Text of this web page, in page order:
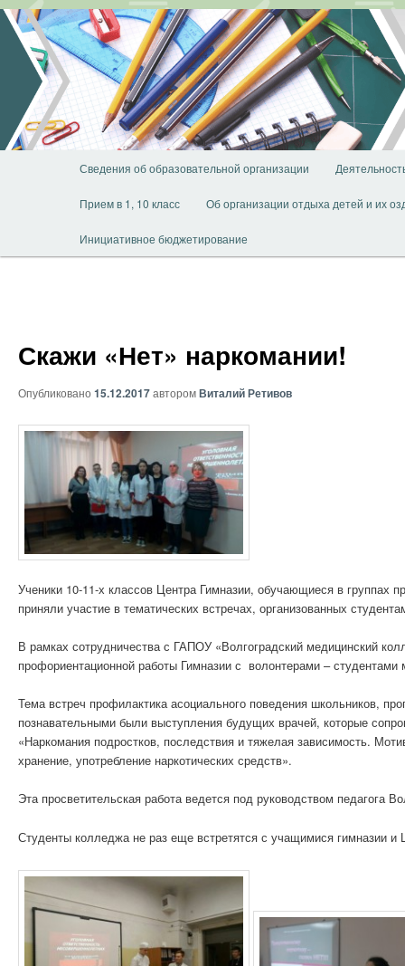
Перейти
основному
содержимому
Сведения об образовательной организации
Прием в 1, 10 класс Об организации отдыха детей и их
Инициативное бюджетирование
Скажи «Нет» наркомании!
Опубликовано 15.12.2017авторомВиталий Ретивов
Ученики 10-11-х классов Центра Гимназии, обучающиеся в группах
приняли участие в тематических встречах, организованных
В рамках сотрудничества с ГАПОУ «Волгоградский медицинский
профориентационной работы Гимназии с волонтерами – студентами
Тема встреч профилактика асоциального поведения школьников,
познавательными были выступления будущих врачей, которые
«Наркомания подростков, последствия и тяжелая зависимость.
хранение, употребление наркотических средств».
Эта просветительская работа ведется под руководством педагога
Студенты колледжа не раз еще встретятся с учащимися гимназии